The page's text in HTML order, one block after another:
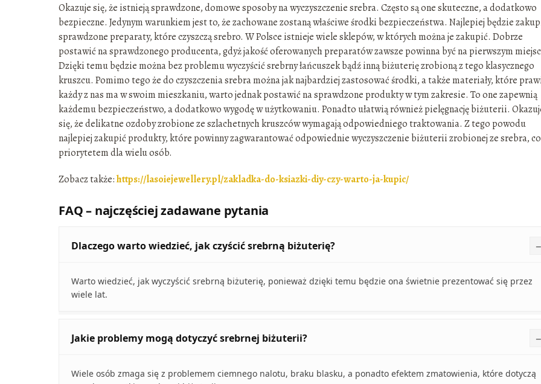
Okazuje się, że istnieją sprawdzone, domowe sposoby na wyczyszczenie srebra. Często są one skuteczne, a dodatkowo
bezpieczne. Jedynym warunkiem jest to, że zachowane zostaną właściwe środki bezpieczeństwa. Najlepiej będzie
sprawdzone preparaty, które czyszczą srebro. W Polsce istnieje wiele sklepów, w których można je zakupić. Dobrze
postawić na sprawdzonego producenta, gdyż jakość oferowanych preparatów zawsze powinna być na pierwszym
Dzięki temu będzie można bez problemu wyczyścić srebrny łańcuszek bądź inną biżuterię zrobioną z tego klasycznego
kruszcu. Pomimo tego że do czyszczenia srebra można jak najbardziej zastosować środki, a także materiały, które
każdy z nas ma w swoim mieszkaniu, warto jednak postawić na sprawdzone produkty w tym zakresie. To one zapewnią
każdemu bezpieczeństwo, a dodatkowo wygodę w użytkowaniu. Ponadto ułatwią również pielęgnację biżuterii.
się, że delikatne ozdoby zrobione ze szlachetnych kruszców wymagają odpowiedniego traktowania. Z tego powodu
najlepiej zakupić produkty, które powinny zagwarantować odpowiednie wyczyszczenie biżuterii zrobionej ze srebra,
priorytetem dla wielu osób.
Zobacz także:https://lasoiejewellery.pl/zakladka-do-ksiazki-diy-czy-warto-ja-kupic/
FAQ – najczęściej zadawane pytania
Dlaczego warto wiedzieć, jak czyścić srebrną biżuterię?
Warto wiedzieć, jak wyczyścić srebrną biżuterię, ponieważ dzięki temu będzie ona świetnie prezentować się przez
wiele lat.
Jakie problemy mogą dotyczyć srebrnej biżuterii?
Wiele osób zmaga się z problemem ciemnego nalotu, braku blasku, a ponadto efektem zmatowienia, które dotyczą